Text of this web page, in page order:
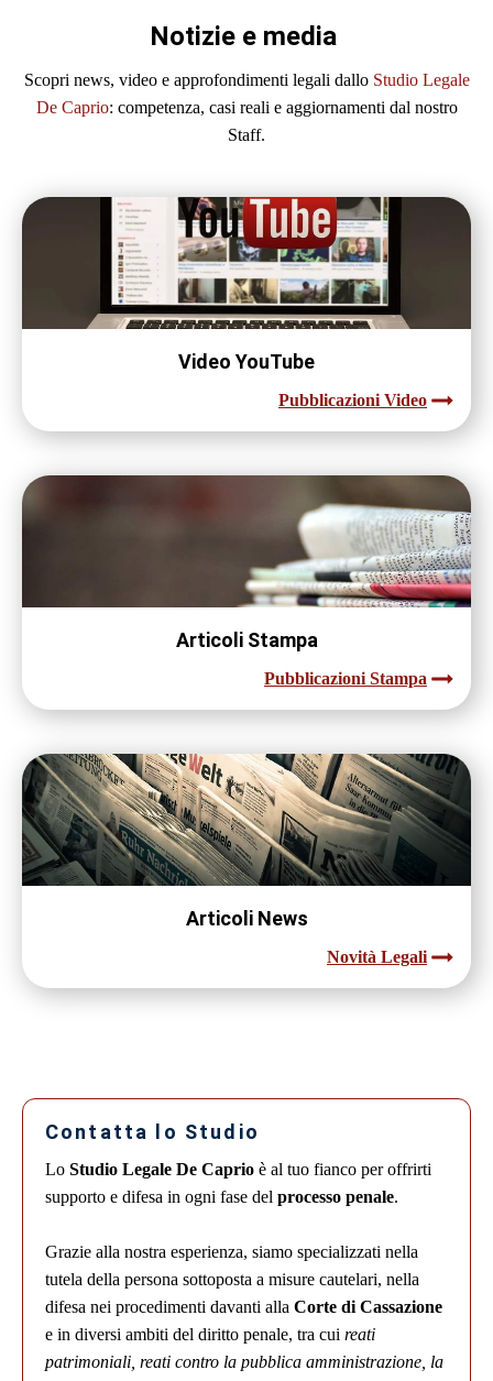
Notizie e media
Scopri news, video e approfondimenti legali dallo Studio Legale
De Caprio: competenza, casi reali e aggiornamenti dal nostro
Staff.
Video YouTube
Pubblicazioni Video
Articoli Stampa
Pubblicazioni Stampa
Articoli News
Novità Legali
Contatta lo Studio
Lo Studio Legale De Caprio è al tuo fianco per offrirti
supporto e difesa in ogni fase del processo penale.
Grazie alla nostra esperienza, siamo specializzati nella
tutela della persona sottoposta a misure cautelari, nella
difesa nei procedimenti davanti alla Corte di Cassazione
e in diversi ambiti del diritto penale, tra cui reati
patrimoniali, reati contro la pubblica amministrazione, la